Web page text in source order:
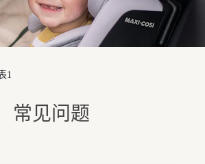
1
常见问题